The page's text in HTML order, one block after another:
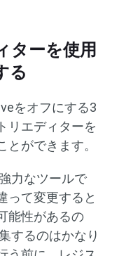
ターを使用
る
をオフにする3
リエディターを
ができます。
力なツールで
って変更すると
能性があるの
するのはかなり